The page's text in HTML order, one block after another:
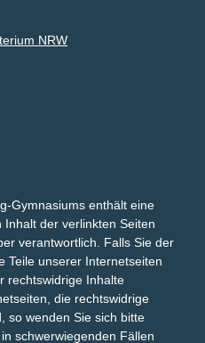
NRW
Gymnasiums enthält eine
der verlinkten Seiten
verantwortlich. Falls Sie der
Teile unserer Internetseiten
rechtswidrige Inhalte
die rechtswidrige
so wenden Sie sich bitte
schwerwiegenden Fällen